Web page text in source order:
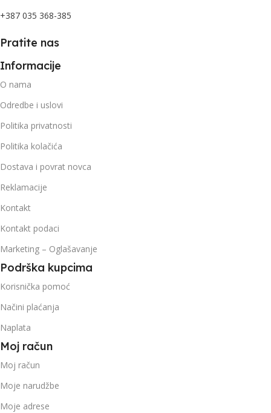
+387 035 368-385
Pratite nas
Informacije
O nama
Odredbe i uslovi
Politika privatnosti
Politika kolačića
Dostava i povrat novca
Reklamacije
Kontakt
Kontakt podaci
Marketing – Oglašavanje
Podrška kupcima
Korisnička pomoć
Načini plaćanja
Naplata
Moj račun
Moj račun
Moje narudžbe
Moje adrese